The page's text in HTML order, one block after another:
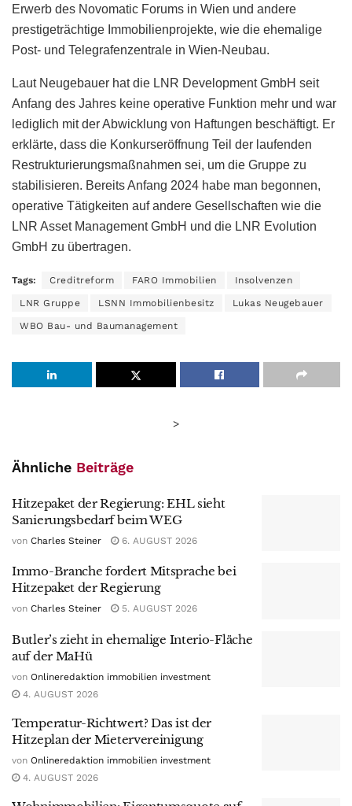
Erwerb des Novomatic Forums in Wien und andere
prestigeträchtige Immobilienprojekte, wie die ehemalige
Post- und Telegrafenzentrale in Wien-Neubau.
Laut Neugebauer hat die LNR Development GmbH seit
Anfang des Jahres keine operative Funktion mehr und war
lediglich mit der Abwicklung von Haftungen beschäftigt. Er
erklärte, dass die Konkurseröffnung Teil der laufenden
Restrukturierungsmaßnahmen sei, um die Gruppe zu
stabilisieren. Bereits Anfang 2024 habe man begonnen,
operative Tätigkeiten auf andere Gesellschaften wie die
LNR Asset Management GmbH und die LNR Evolution
GmbH zu übertragen.
Tags: Creditreform FARO Immobilien Insolvenzen
LNR Gruppe LSNN Immobilienbesitz Lukas Neugebauer
WBO Bau- und Baumanagement
>
Ähnliche Beiträge
Hitzepaket der Regierung: EHL sieht
Sanierungsbedarf beim WEG
von Charles Steiner 6. AUGUST 2026
Immo-Branche fordert Mitsprache bei
Hitzepaket der Regierung
von Charles Steiner 5. AUGUST 2026
Butler’s zieht in ehemalige Interio-Fläche
auf der MaHü
von Onlineredaktion immobilien investment
4. AUGUST 2026
Temperatur-Richtwert? Das ist der
Hitzeplan der Mietervereinigung
von Onlineredaktion immobilien investment
4. AUGUST 2026